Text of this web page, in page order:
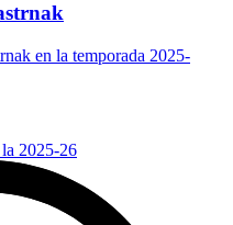
en la temporada 2025-